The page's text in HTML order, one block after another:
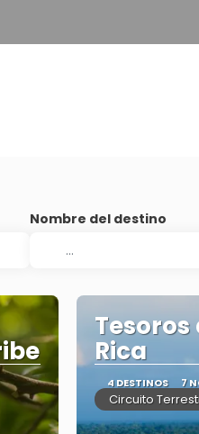
Nombre del destino
Tesoros
Rica
4 DESTINOS 7
Circuito